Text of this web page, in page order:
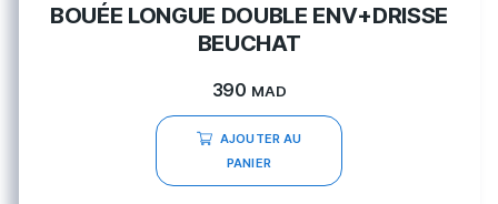
BOUÉE LONGUE DOUBLE ENV+DRISSE
BEUCHAT
390 MAD
AJOUTER AU
PANIER